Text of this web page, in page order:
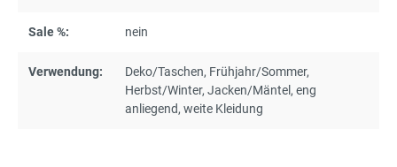
Sale %: nein
Verwendung: Deko/Taschen, Frühjahr/Sommer,
Herbst/Winter, Jacken/Mäntel , eng
anliegend, weite Kleidung